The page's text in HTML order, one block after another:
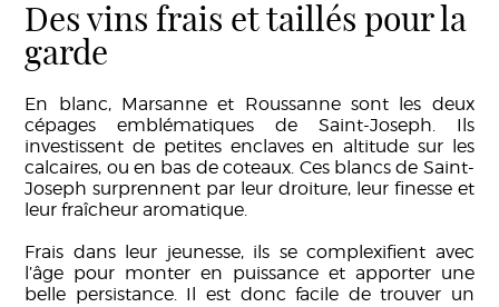
Des vins frais et taillés pour la
garde
En blanc, Marsanne et Roussanne sont les deux
cépages emblématiques de Saint-Joseph. Ils
investissent de petites enclaves en altitude sur les
calcaires, ou en bas de coteaux. Ces blancs de Saint-
Joseph surprennent par leur droiture, leur finesse et
leur fraîcheur aromatique.
Frais dans leur jeunesse, ils se complexifient avec
l’âge pour monter en puissance et apporter une
belle persistance. Il est donc facile de trouver un